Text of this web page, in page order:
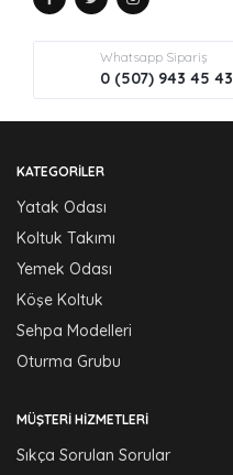
Whatsapp Sipariş
0 (507) 943 45 43
KATEGORILER
Yatak Odası
Koltuk Takımı
Yemek Odası
Köşe Koltuk
Sehpa Modelleri
Oturma Grubu
MÜŞTERI HIZMETLERI
Sıkça Sorulan Sorular